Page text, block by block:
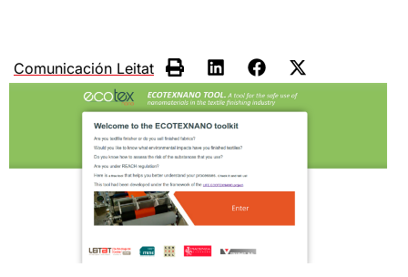
Comunicación Leitat